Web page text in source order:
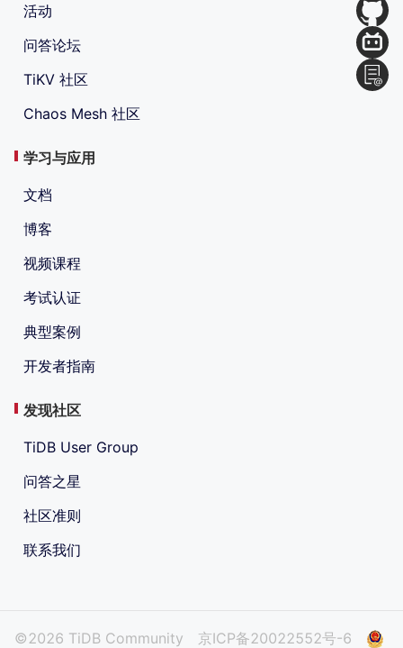
活动
问答论坛
TiKV 社区
Chaos Mesh 社区
学习与应用
文档
博客
视频课程
考试认证
典型案例
开发者指南
发现社区
TiDB User Group
问答之星
社区准则
联系我们
©2026 TiDB Community
京ICP备20022552号-6